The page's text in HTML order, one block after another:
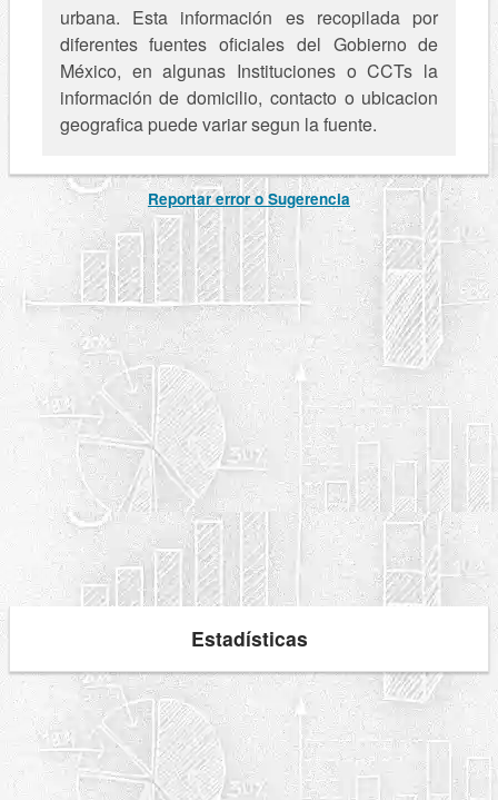
urbana. Esta información es recopilada por
diferentes fuentes oficiales del Gobierno de
México, en algunas Instituciones o CCTs la
información de domicilio, contacto o ubicacion
geografica puede variar segun la fuente.
Reportar error o Sugerencia
Estadísticas